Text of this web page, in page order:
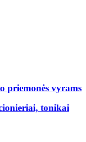
priemonės vyrams
tonikai